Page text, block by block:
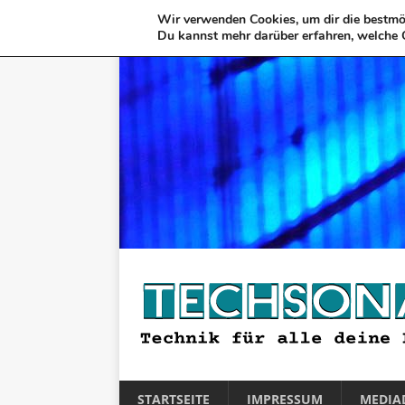
STARTSEITE IMPRESSUM
Wir verwenden Cookies, um dir die
Du kannst mehr darüber erfahren,